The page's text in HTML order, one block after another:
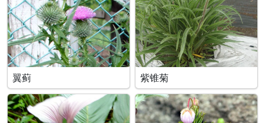
翼蓟 紫锥菊